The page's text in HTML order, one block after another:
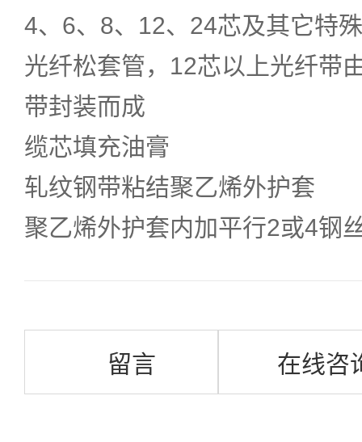
4、6、8、12、24芯及其它特
光纤松套管，12芯以上光纤带
带封装而成
缆芯填充油膏
轧纹钢带粘结聚乙烯外护套
聚乙烯外护套内加平行2或4钢
留言 在线咨